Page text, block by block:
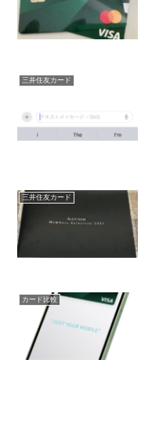
三井住友カード
三井住友カード
カード比較